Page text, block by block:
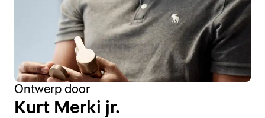
Ontwerp door
Kurt Merki jr.